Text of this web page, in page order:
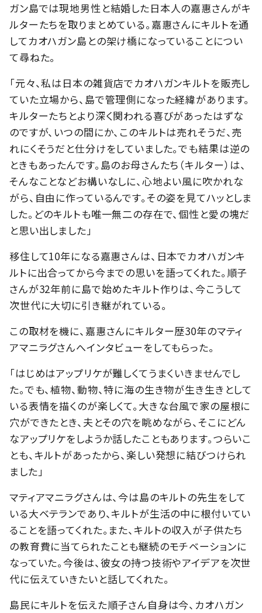
ガン島では現地男性と結婚した日本人の嘉惠さんがキ
ルターたちを取りまとめている。嘉惠さんにキルトを通
してカオハガン島との架け橋になっていることについ
て尋ねた。
「元々、私は日本の雑貨店でカオハガンキルトを販売し
ていた立場から、島で管理側になった経緯があります。
キルターたちとより深く関われる喜びがあったはずな
のですが、いつの間にか、このキルトは売れそうだ、売
れにくそうだと仕分けをしていました。でも結果は逆の
ときもあったんです。島のお母さんたち（キルター）は、
そんなことなどお構いなしに、心地よい風に吹かれな
がら、自由に作っているんです。その姿を見てハッとしま
した。どのキルトも唯一無二の存在で、個性と愛の塊だ
と思い出しました」
移住して10年になる嘉惠さんは、日本でカオハガンキ
ルトに出合ってから今までの思いを語ってくれた。順子
さんが32年前に島で始めたキルト作りは、今こうして
次世代に大切に引き継がれている。
この取材を機に、嘉惠さんにキルター歴30年のマティ
アマニラグさんへインタビューをしてもらった。
「はじめはアップリケが難しくてうまくいきませんでし
た。でも、植物、動物、特に海の生き物が生き生きとして
いる表情を描くのが楽しくて。大きな台風で家の屋根に
穴ができたとき、夫とその穴を眺めながら、そこにどん
なアップリケをしようか話したこともあります。つらいこ
とも、キルトがあったから、楽しい発想に結びつけられ
ました」
マティアマニラグさんは、今は島のキルトの先生をして
いる大ベテランであり、キルトが生活の中に根付いてい
ることを語ってくれた。また、キルトの収入が子供たち
の教育費に当てられたことも継続のモチベーションに
なっていた。今後は、彼女の持つ技術やアイデアを次世
代に伝えていきたいと話してくれた。
島民にキルトを伝えた順子さん自身は今、カオハガン